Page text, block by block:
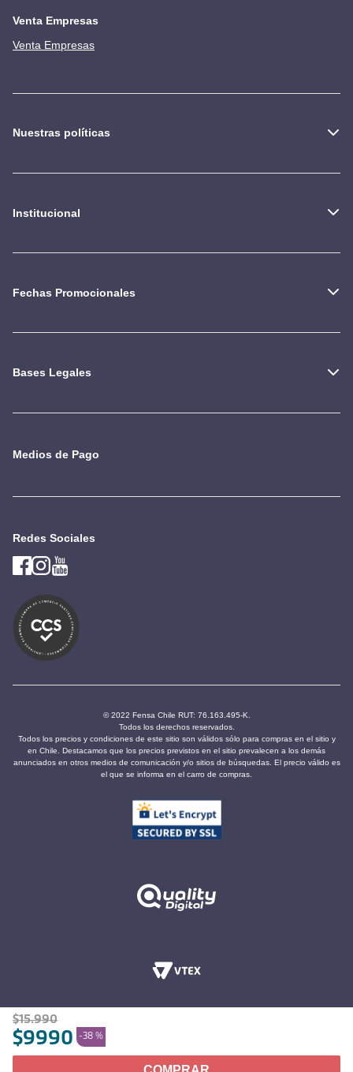
$15.990
$9990 -38 %
Venta Empresas
Venta Empresas
Nuestras políticas
Institucional
Fechas Promocionales
Bases Legales
Medios de Pago
Redes Sociales
© 2022 Fensa Chile RUT: 76.163.495-K.
Todos los derechos reservados.
Todos los precios y condiciones de este sitio son válidos sólo para compras en el sitio y
en Chile. Destacamos que los precios previstos en el sitio prevalecen a los demás
anunciados en otros medios de comunicación y/o sitios de búsquedas. El precio válido es
el que se informa en el carro de compras.